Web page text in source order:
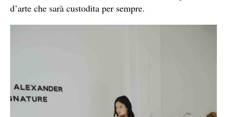
d’arte che sarà custodita per sempre.